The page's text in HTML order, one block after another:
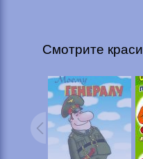
Смотрите